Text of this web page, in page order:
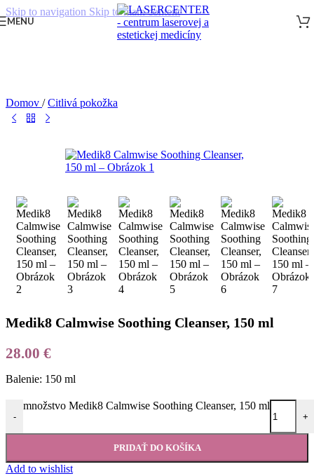
Skip to navigation Skip to main content
MENU
Domov / Citlivá pokožka
Medik8 Calmwise Soothing Cleanser, 150 ml
28.00 €
Balenie: 150 ml
-
množstvo Medik8 Calmwise Soothing Cleanser, 150 ml
+
PRIDAŤ DO KOŠÍKA
Add to wishlist